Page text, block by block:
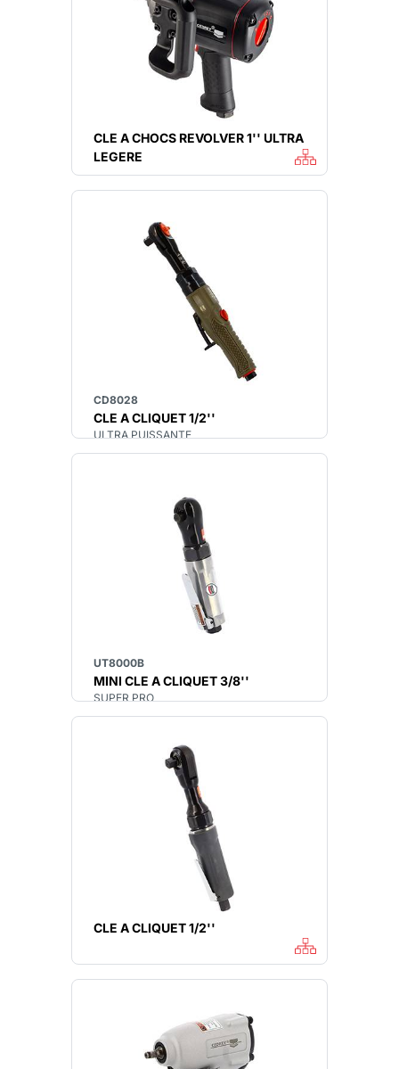
CLE A CHOCS REVOLVER 1'' ULTRA
LEGERE
CD8028
CLE A CLIQUET 1/2''
ULTRA PUISSANTE
UT8000B
MINI CLE A CLIQUET 3/8''
SUPER PRO
CLE A CLIQUET 1/2''